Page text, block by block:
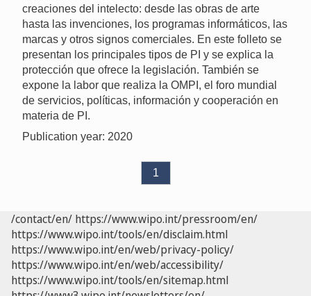
creaciones del intelecto: desde las obras de arte
hasta las invenciones, los programas informáticos, las
marcas y otros signos comerciales. En este folleto se
presentan los principales tipos de PI y se explica la
protección que ofrece la legislación. También se
expone la labor que realiza la OMPI, el foro mundial
de servicios, políticas, información y cooperación en
materia de PI.
Publication year: 2020
1
/contact/en/ https://www.wipo.int/pressroom/en/
https://www.wipo.int/tools/en/disclaim.html
https://www.wipo.int/en/web/privacy-policy/
https://www.wipo.int/en/web/accessibility/
https://www.wipo.int/tools/en/sitemap.html